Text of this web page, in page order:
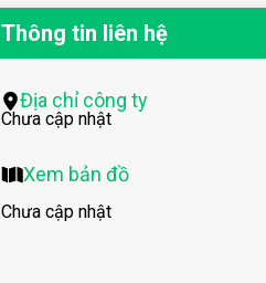
Thông tin liên hệ
Địa chỉ công ty
Chưa cập nhật
Xem bản đồ
Chưa cập nhật